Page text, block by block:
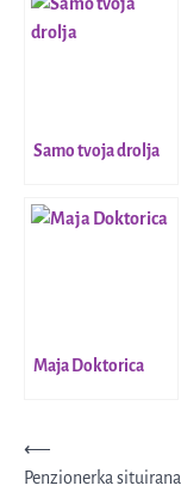
Samo tvoja drolja
Maja Doktorica
Kretanje
članka
⟵
Penzionerka situirana